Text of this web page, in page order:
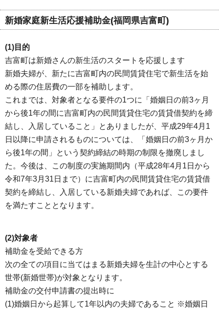
新婚家庭新生活応援補助金(福岡県吉富町)
(1)目的
吉富町は新婚さんの新生活のスタートを応援します
新婚夫婦が、新たに吉富町内の民間賃貸住宅で新生活を始
める際の住居費の一部を補助します。
これまでは、対象者となる要件の1つに「婚姻日の前3ヶ月
から後1年の間に吉富町内の民間賃貸住宅の賃貸借契約を締
結し、入居していること」とありましたが、平成29年4月1
日以降に申請されるものについては、「婚姻日の前3ヶ月か
ら後1年の間」という契約締結の時期の制限を撤廃しまし
た。今後は、この制度の実施期間内（平成28年4月1日から
令和7年3月31日まで）に吉富町内の民間賃貸住宅の賃貸借
契約を締結し、入居している新婚夫婦であれば、この要件
を満たすこととなります。
(2)対象者
補助金を受給できる方
次の全ての項目に当てはまる新婚夫婦を生計の中心とする
世帯(新婚世帯)が対象となります。
補助金の交付申請書の提出時に
(1)婚姻日から起算して1年以内の夫婦であること ※婚姻日